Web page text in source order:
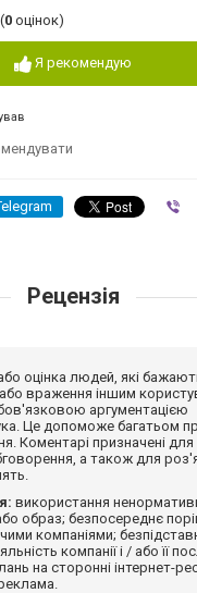
(0 оцінок)
Я рекомендую
Рецензія
оцінка людей, які
враження іншим
аргументацією
Це допоможе багатьом
Коментарі призначені для
а також для
використання
образ; безпосереднє
компаніями;
компанії і / або її
на сторонні інтернет-